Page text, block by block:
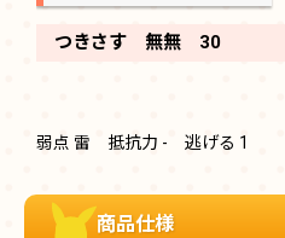
つきさす 無無 30
弱点 雷 抵抗力 - 逃げる 1
商品仕様